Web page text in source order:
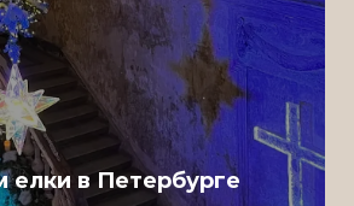
елки в Петербурге